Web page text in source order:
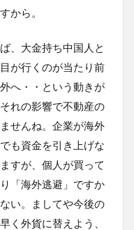
から。
、大金持ち中国人と
が行くのが当たり前
へ・・という動きが
れの影響で不動産の
せんね。企業が海外
も資金を引き上げな
すが、個人が買って
「海外逃避」ですか
い。ましてや今後の
く外貨に替えよう、